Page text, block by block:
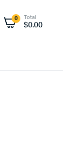
0 Total
$0.00